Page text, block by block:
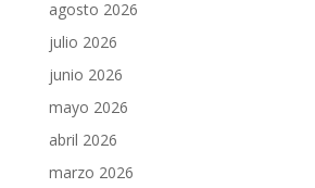
agosto 2026
julio 2026
junio 2026
mayo 2026
abril 2026
marzo 2026